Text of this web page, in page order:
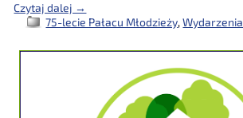
Czytaj dalej →
75-lecie Pałacu Młodzieży,Wydarzenia